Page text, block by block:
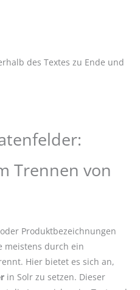
des Textes zu Ende und
Trennen von
Produktbezeichnungen
meistens durch ein
Hier bietet es sich an,
in Solr zu setzen. Dieser